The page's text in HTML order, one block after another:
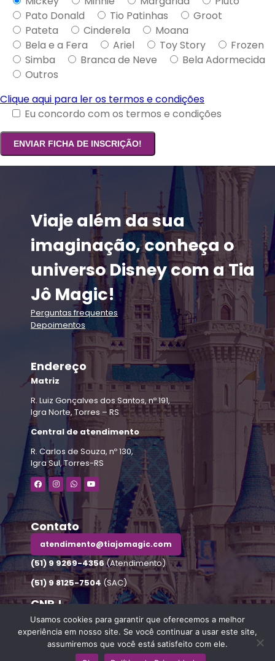
Pato Donald
Tio Patinhas
Groot
Pateta
Cinderela
Moana
Bela e a Fera
Ariel Toy Story
Frozen
Simba
Branca de Neve
Bela Adormecida
Outros
Clique aqui para ler os termos e condições
Eu concordo com os termos e condições
Viaje além da sua
imaginação, conheça o
universo Disney com a Tia
Jô Magic!
Perguntas frequentes
Depoimentos
Endereço
Matriz
R. Luiz Gonçalves dos Santos, nº 191,
Igra Norte, Torres – RS
Central de atendimento
R. Carlos de Souza, nº 130,
Igra Sul, Torres-RS
Contato
atendimento@tiajomagic.com
(51) 9 9269-4356(Atendimento)
(51) 9 8125-7504 (SAC)
CNPJ
30.169.154/0001-72
Usamos cookies para garantir que oferecemos a melhor
experiência em nosso site. Se você continuar a usar este site,
assumiremos que você está satisfeito com ele.